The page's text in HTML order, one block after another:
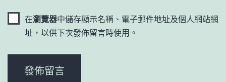
在瀏覽器中儲存顯示名稱、電子郵件地址及個人網站網
址，以供下次發佈留言時使用。